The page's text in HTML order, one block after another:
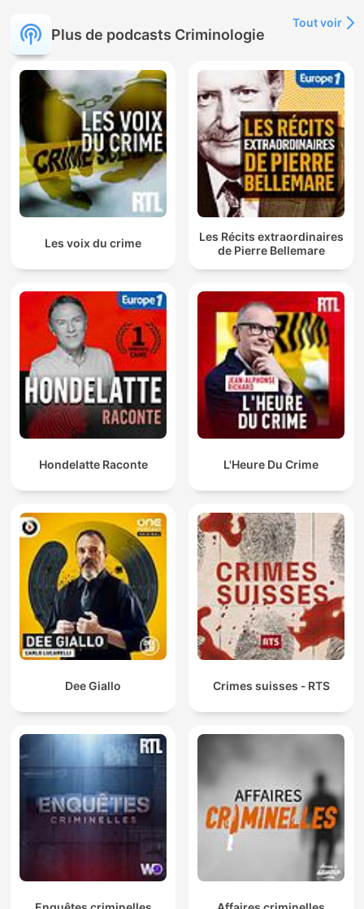
Plus de podcasts Criminologie
Tout voir
Les voix du crime
Les Récits extraordinaires
de Pierre Bellemare
Hondelatte Raconte L'Heure Du Crime
Dee Giallo Crimes suisses ‐ RTS